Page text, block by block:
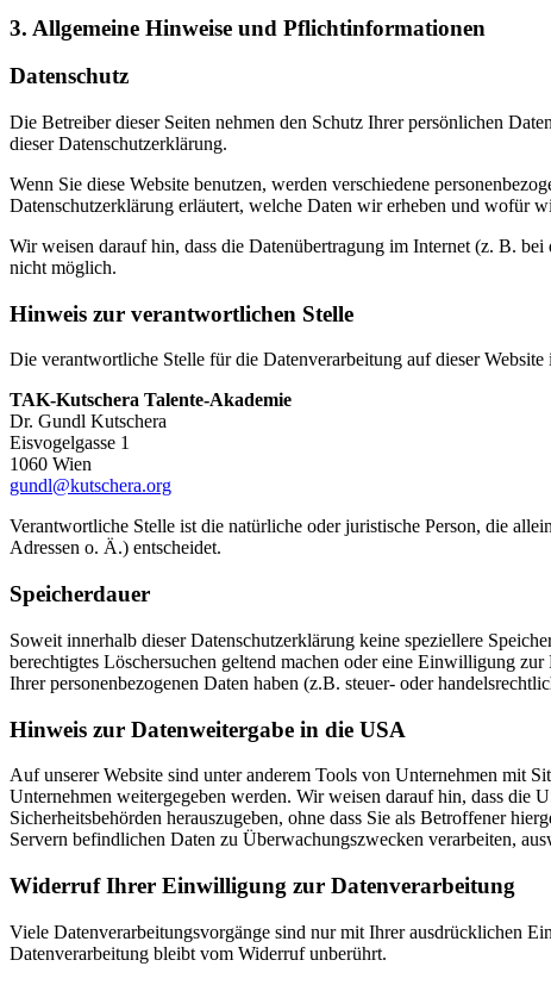
3. Allgemeine Hinweise und Pflicht­informationen
Datenschutz
Die Betreiber dieser Seiten nehmen den Schutz Ihrer persönlichen
dieser Datenschutzerklärung.
Wenn Sie diese Website benutzen, werden verschiedene
Datenschutzerklärung erläutert, welche Daten wir erheben und wofür
Wir weisen darauf hin, dass die Datenübertragung im Internet (z. B.
nicht möglich.
Hinweis zur verantwortlichen Stelle
Die verantwortliche Stelle für die Datenverarbeitung auf dieser Website
TAK-Kutschera Talente-Akademie
Dr. Gundl Kutschera
Eisvogelgasse 1
1060 Wien
gundl@kutschera.org
Verantwortliche Stelle ist die natürliche oder juristische Person, die
Adressen o. Ä.) entscheidet.
Speicherdauer
Soweit innerhalb dieser Datenschutzerklärung keine speziellere
berechtigtes Löschersuchen geltend machen oder eine Einwilligung
Ihrer personenbezogenen Daten haben (z.B. steuer- oder
Hinweis zur Datenweitergabe in die USA
Auf unserer Website sind unter anderem Tools von Unternehmen mit
Unternehmen weitergegeben werden. Wir weisen darauf hin, dass die
Sicherheitsbehörden herauszugeben, ohne dass Sie als Betroffener
Servern befindlichen Daten zu Überwachungszwecken verarbeiten,
Widerruf Ihrer Einwilligung zur Datenverarbeitung
Viele Datenverarbeitungsvorgänge sind nur mit Ihrer ausdrücklichen
Datenverarbeitung bleibt vom Widerruf unberührt.